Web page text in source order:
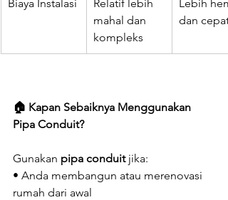
Biaya Instalasi
Relatif lebih
mahal dan
kompleks
Lebih
dan cepat
🏠 Kapan Sebaiknya Menggunakan
Pipa Conduit?
Gunakan pipa conduit jika:
• Anda membangun atau merenovasi
rumah dari awal